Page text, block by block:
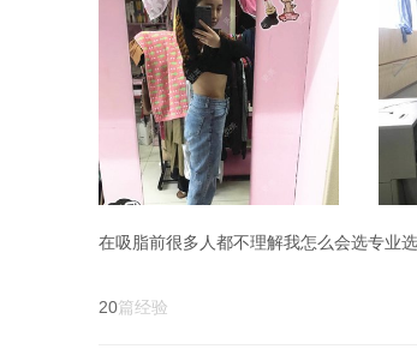
20篇经验